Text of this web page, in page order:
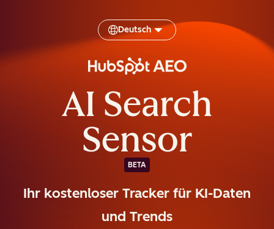
Deutsch
AI Search
Sensor
BETA
Ihr kostenloser Tracker für KI-Daten
und Trends